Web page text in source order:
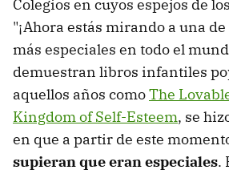
Colegios en cuyos espejos de
"¡Ahora estás mirando a una
más especiales en todo el
demuestran libros infantiles
aquellos años comoThe
Kingdom of Self-Esteem, se
en que a partir de este
supieran que eran especiales.